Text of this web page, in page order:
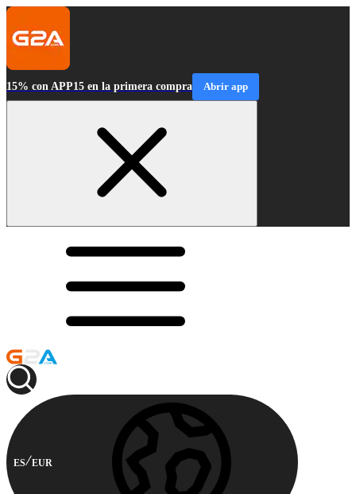
15% con APP15 en la primera compra Abrir app
ES EUR